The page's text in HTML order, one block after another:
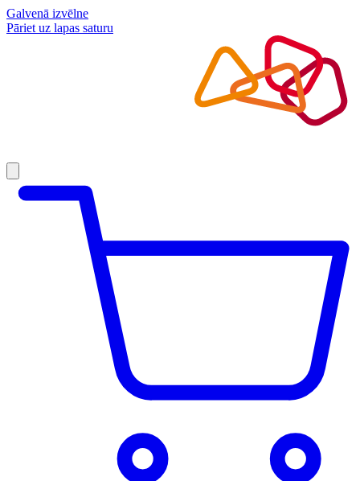
Galvenā izvēlne
Pāriet uz lapas saturu